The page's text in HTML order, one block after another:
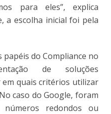
para eles”, explica
a escolha inicial foi pela
do Compliance no
de soluções
quais critérios utilizar
caso do Google, foram
números redondos ou